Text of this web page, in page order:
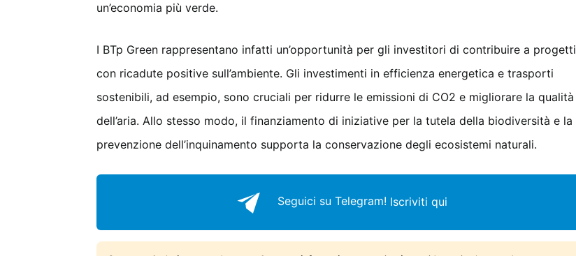
un’economia più verde.
I BTp Green rappresentano infatti un’opportunità per gli investitori di contribuire a progetti
con ricadute positive sull’ambiente. Gli investimenti in efficienza energetica e trasporti
sostenibili, ad esempio, sono cruciali per ridurre le emissioni di CO2 e migliorare la qualità
dell’aria. Allo stesso modo, il finanziamento di iniziative per la tutela della biodiversità e la
prevenzione dell’inquinamento supporta la conservazione degli ecosistemi naturali.
Seguici su Telegram! Iscriviti qui